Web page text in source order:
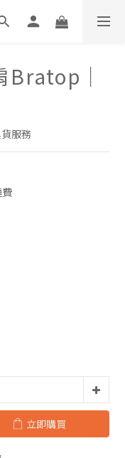
Bratop｜
服務
立即購買